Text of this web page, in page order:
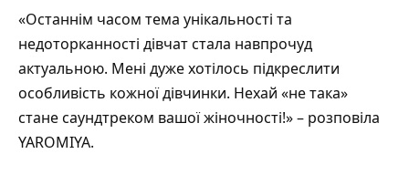
«Останнім часом тема унікальності та
недоторканності дівчат стала навпрочуд
актуальною. Мені дуже хотілось підкреслити
особливість кожної дівчинки. Нехай «не така»
стане саундтреком вашої жіночності!» – розповіла
YAROMIYA.